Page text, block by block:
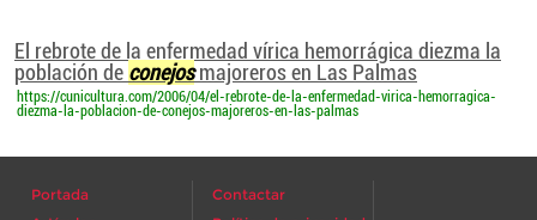
El rebrote de la enfermedad vírica hemorrágica diezma la
población de conejosmajoreros en Las Palmas
https://cunicultura.com/2006/04/el-rebrote-de-la-enfermedad-virica-hemorragica-
diezma-la-poblacion-de-conejos-majoreros-en-las-palmas
Portada
Contactar